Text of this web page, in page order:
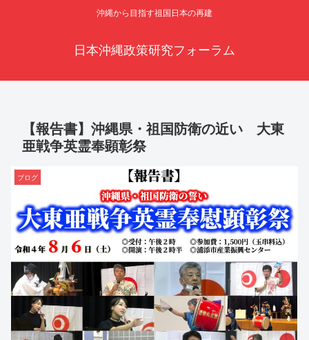
沖縄から目指す祖国日本の再建
日本沖縄政策研究フォーラム
【報告書】沖縄県・祖国防衛の近い 大東
亜戦争英霊奉顕彰祭
ブログ